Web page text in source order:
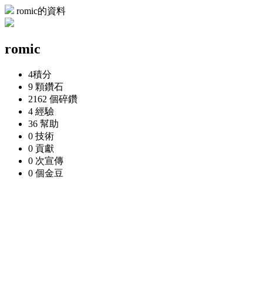
romic的資料
romic
4積分
9 顆鑽石
2162 個碎鑽
4 經驗
36 幫助
0 技術
0 貢獻
0 次宣傳
0 個金豆